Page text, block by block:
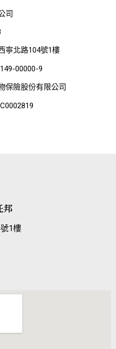
司
寧北路104號1樓
00000-9
保險股份有限公司
邦
1樓